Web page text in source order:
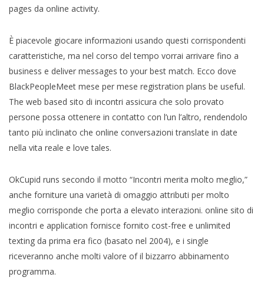
pages da online activity.
È piacevole giocare informazioni usando questi corrispondenti
caratteristiche, ma nel corso del tempo vorrai arrivare fino a
business e deliver messages to your best match. Ecco dove
BlackPeopleMeet mese per mese registration plans be useful.
The web based sito di incontri assicura che solo provato
persone possa ottenere in contatto con l’un l’altro, rendendolo
tanto più inclinato che online conversazioni translate in date
nella vita reale e love tales.
OkCupid runs secondo il motto “Incontri merita molto meglio,”
anche forniture una varietà di omaggio attributi per molto
meglio corrisponde che porta a elevato interazioni. online sito di
incontri e application fornisce fornito cost-free e unlimited
texting da prima era fico (basato nel 2004), e i single
riceveranno anche molti valore of il bizzarro abbinamento
programma.